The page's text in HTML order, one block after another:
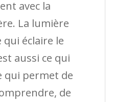
avec la
La lumière
qui éclaire le
aussi ce qui
qui permet de
de